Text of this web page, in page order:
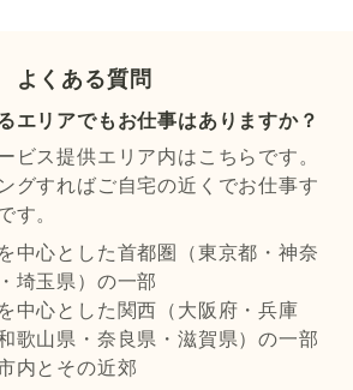
よくある質問
エリアでもお仕事はありますか？
ビス提供エリア内はこちらです。
グすればご自宅の近くでお仕事す
す。
中心とした首都圏（東京都・神奈
埼玉県）の一部
中心とした関西（大阪府・兵庫
歌山県・奈良県・滋賀県）の一部
内とその近郊